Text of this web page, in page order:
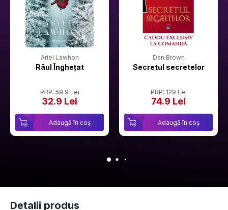
Ariel Lawhon
Râul Înghețat
PRP: 59.9 Lei
32.9 Lei
Adaugă în coș
Dan Brown
Secretul secretelor
PRP: 129 Lei
74.9 Lei
Adaugă în coș
Detalii produs